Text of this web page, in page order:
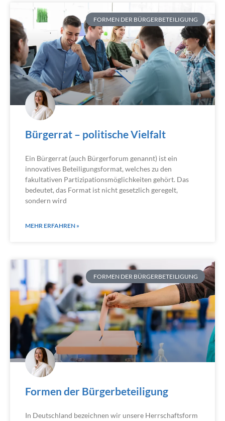
FORMEN DER BÜRGERBETEILIGUNG
Bürgerrat – politische Vielfalt
Ein Bürgerrat (auch Bürgerforum genannt) ist ein
innovatives Beteiligungsformat, welches zu den
fakultativen Partizipationsmöglichkeiten gehört. Das
bedeutet, das Format ist nicht gesetzlich geregelt,
sondern wird
MEHR ERFAHREN »
FORMEN DER BÜRGERBETEILIGUNG
Formen der Bürgerbeteiligung
In Deutschland bezeichnen wir unsere Herrschaftsform